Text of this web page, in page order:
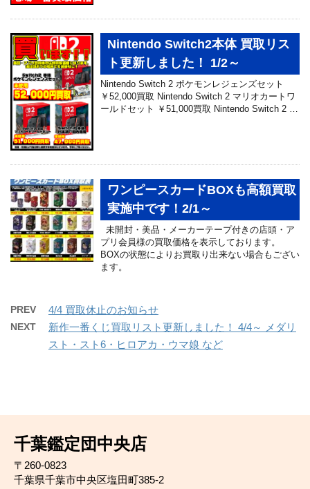
Nintendo Switch2本体 買取リス
ト更新しました！ 1/2～
Nintendo Switch 2 ポケモンレジェンズセット
￥52,000買取 Nintendo Switch 2 マリオカートワ
ールドセット ￥51,000買取 Nintendo Switch 2 …
ワンピースカードBOXも高額買取
実施中です！2/1～
未開封・美品・メーカーテープ付きの店頭・ア
プリ会員様の買取価格を表示しております。
BOXの状態によりお買取り出来ない場合もござい
ます。
PREV 4/4 買取休止のお知らせ
NEXT
新作一番くじ買取リスト更新しました！ 4/4～ メダリ
スト・スト6・ヒロアカ・ウマ娘 など
千葉鑑定団中央店
〒260-0823
千葉県千葉市中央区塩田町385-2